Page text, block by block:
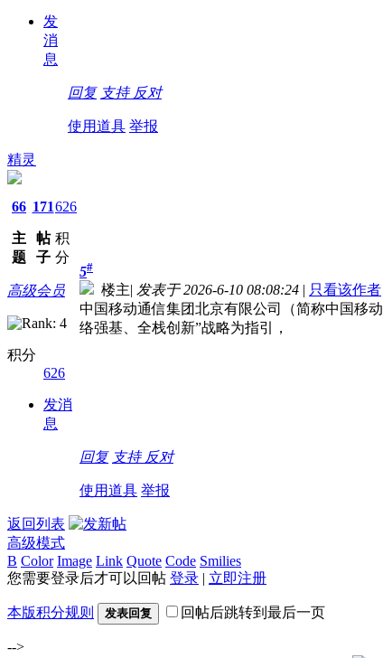
发
消
息
回复 支持 反对
使用道具 举报
精灵
66
主
题
171
帖
子
626
积
分
高级会员
积分
626
发消
息
5#
楼主| 发表于 2026-6-10 08:08:24 | 只看该作者
中国移动通信集团北京有限公司（简称中国移
络强基、全栈创新”战略为指引，
回复 支持 反对
使用道具 举报
返回列表
高级模式
B Color Image Link Quote Code Smilies
您需要登录后才可以回帖 登录 | 立即注册
本版积分规则 发表回复 回帖后跳转到最后一页
-->